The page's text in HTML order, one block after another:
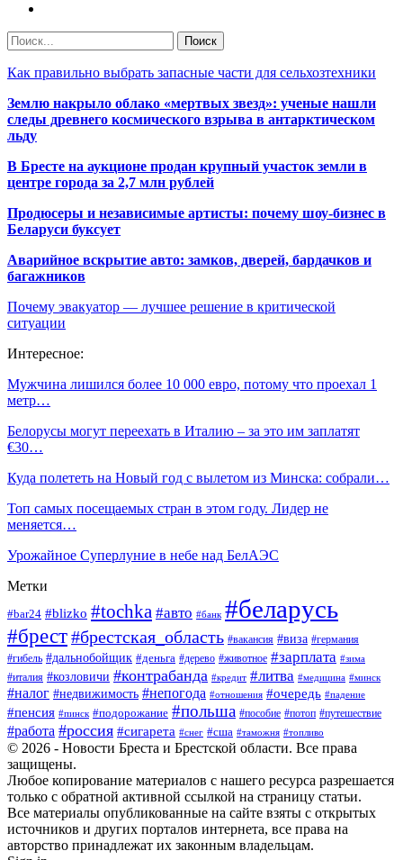
Как правильно выбрать запасные части для сельхозтехники
Землю накрыло облако «мертвых звезд»: ученые нашли
следы древнего космического взрыва в антарктическом
льду
В Бресте на аукционе продан крупный участок земли в
центре города за 2,7 млн рублей
Продюсеры и независимые артисты: почему шоу-бизнес в
Беларуси буксует
Аварийное вскрытие авто: замков, дверей, бардачков и
багажников
Почему эвакуатор — лучшее решение в критической
ситуации
Интересное:
Мужчина лишился более 10 000 евро, потому что проехал 1
метр…
Белорусы могут переехать в Италию – за это им заплатят
€30…
Куда полететь на Новый год с вылетом из Минска: собрали…
Топ самых посещаемых стран в этом году. Лидер не
меняется…
Урожайное Суперлуние в небе над БелАЭС
Метки
#bar24 #blizko #tochka #авто #банк #беларусь
#брест#брестская_область #вакансия #виза #германия
#гибель #дальнобойщик #деньга #дерево #животное #зарплата #зима
#италия #козловичи #контрабанда #кредит #литва #медицина #минск
#налог #недвижимость #непогода #отношения #очередь #падение
#пенсия #пинск #подорожание #польша #пособие #потоп #путешествие
#работа #россия #сигарета #снег #сша #таможня #топливо
© 2026 - Новости Бреста и Брестской области. Все права
защищены.
Любое копирование материалов с нашего ресурса разрешается
только с обратной активной ссылкой на страницу статьи.
Все материалы опубликованные на сайте взяты с открытых
источников и других порталов интернета, все права на
авторство принадлежат их законным владельцам.